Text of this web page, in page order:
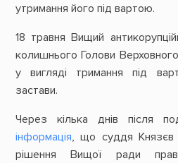
утримання його під вартою.
18 травня Вищий
колишнього Голови
у вигляді тримання під
застави.
Через кілька днів після
інформація, що суддя Князєв
рішення Вищої ради